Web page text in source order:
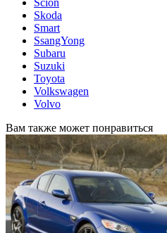
Skoda
Smart
SsangYong
Subaru
Suzuki
Toyota
Volkswagen
Volvo
Вам также может понравиться